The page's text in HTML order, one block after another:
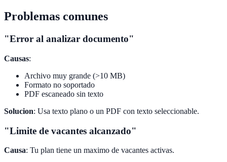
Problemas comunes
"Error al analizar documento"
Causas:
Archivo muy grande (>10 MB)
Formato no soportado
PDF escaneado sin texto
Solucion: Usa texto plano o un PDF con texto seleccionable.
"Limite de vacantes alcanzado"
Causa: Tu plan tiene un maximo de vacantes activas.